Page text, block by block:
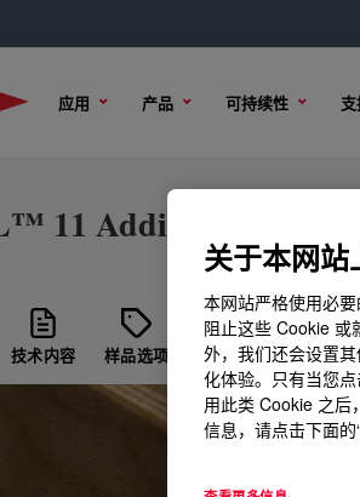
应用 产品 可持续性
11 Additive
技术内容 样品选项 购买选项
关于本网
本网站严格使用必
阻止这些 Cookie 或
外，我们还会设置
化体验。只有当您
用此类 Cookie 之后
信息，请点击下面的